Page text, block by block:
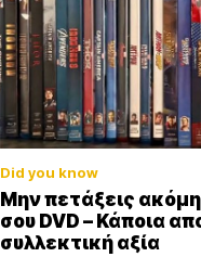
Did you know
Μην πετάξεις
σου DVD – Κάποια
συλλεκτική αξία